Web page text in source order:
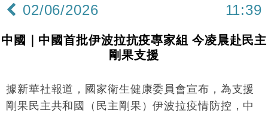
17:33
財經｜滙豐上調香港今年GDP預測至4.5% 看好貿易
16:47
本地｜假冒內地執法人員要求交「保證金」 43歲女子
損失近6900萬元
17:38 經濟｜大摩看淡內房今年表現 削新開工及銷售預測
02/06/2026 11:39
中國｜中國首批伊波拉抗疫專家組 今凌晨赴民主
剛果支援
據新華社報道，國家衛生健康委員會宣布，為支援
剛果民主共和國（民主剛果）伊波拉疫情防控，中